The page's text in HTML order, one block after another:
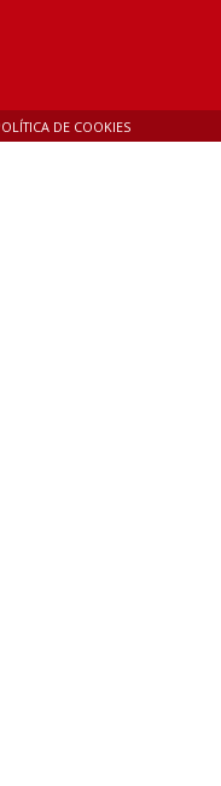
DE COOKIES